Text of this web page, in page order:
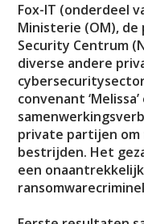
Fox-IT (onderdeel
Ministerie (OM),
Security Centrum
diverse andere
convenant
private partijen om
bestrijden. Het
een